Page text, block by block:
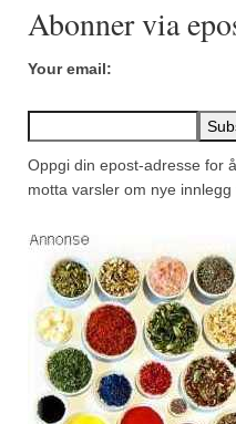
Abonner via
Your email:
Oppgi din epost-adresse for
motta varsler om nye innlegg